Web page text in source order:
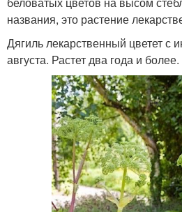
названия, это растение
Дягиль лекарственный цветет с
августа. Растет два года и более.